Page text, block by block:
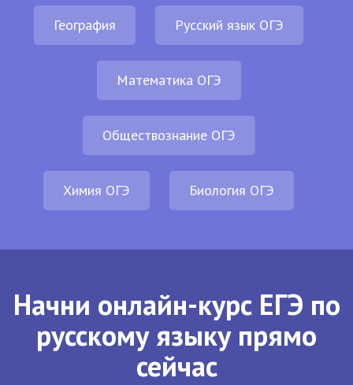
География Русский язык ОГЭ
Математика ОГЭ
Обществознание ОГЭ
Химия ОГЭ Биология ОГЭ
Начни онлайн-курс ЕГЭ по
русскому языку прямо
сейчас